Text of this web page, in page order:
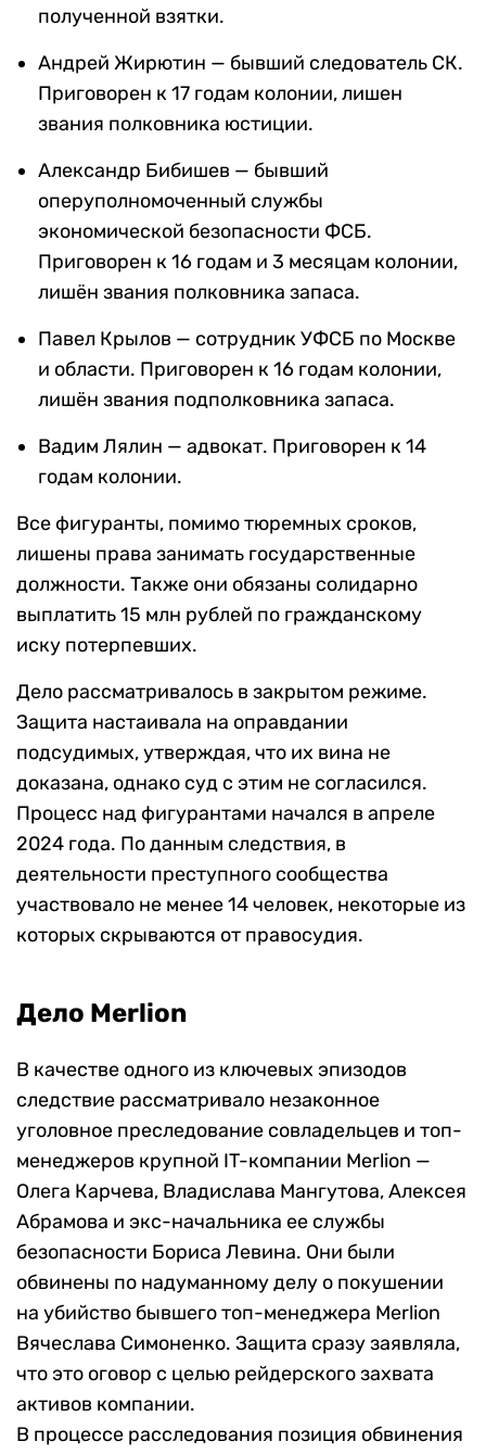
полученной взятки.
Андрей Жирютин — бывший следователь СК.
Приговорен к 17 годам колонии, лишен
звания полковника юстиции.
Александр Бибишев — бывший
оперуполномоченный службы
экономической безопасности ФСБ.
Приговорен к 16 годам и 3 месяцам колонии,
лишён звания полковника запаса.
Павел Крылов — сотрудник УФСБ по Москве
и области. Приговорен к 16 годам колонии,
лишён звания подполковника запаса.
Вадим Лялин — адвокат. Приговорен к 14
годам колонии.
Все фигуранты, помимо тюремных сроков,
лишены права занимать государственные
должности. Также они обязаны солидарно
выплатить 15 млн рублей по гражданскому
иску потерпевших.
Дело рассматривалось в закрытом режиме.
Защита настаивала на оправдании
подсудимых, утверждая, что их вина не
доказана, однако суд с этим не согласился.
Процесс над фигурантами начался в апреле
2024 года. По данным следствия, в
деятельности преступного сообщества
участвовало не менее 14 человек, некоторые из
которых скрываются от правосудия.
Дело Merlion
В качестве одного из ключевых эпизодов
следствие рассматривало незаконное
уголовное преследование совладельцев и топ-
менеджеров крупной IT-компании Merlion —
Олега Карчева, Владислава Мангутова, Алексея
Абрамова и экс-начальника ее службы
безопасности Бориса Левина. Они были
обвинены по надуманному делу о покушении
на убийство бывшего топ-менеджера Merlion
Вячеслава Симоненко. Защита сразу заявляла,
что это оговор с целью рейдерского захвата
активов компании.
В процессе расследования позиция обвинения